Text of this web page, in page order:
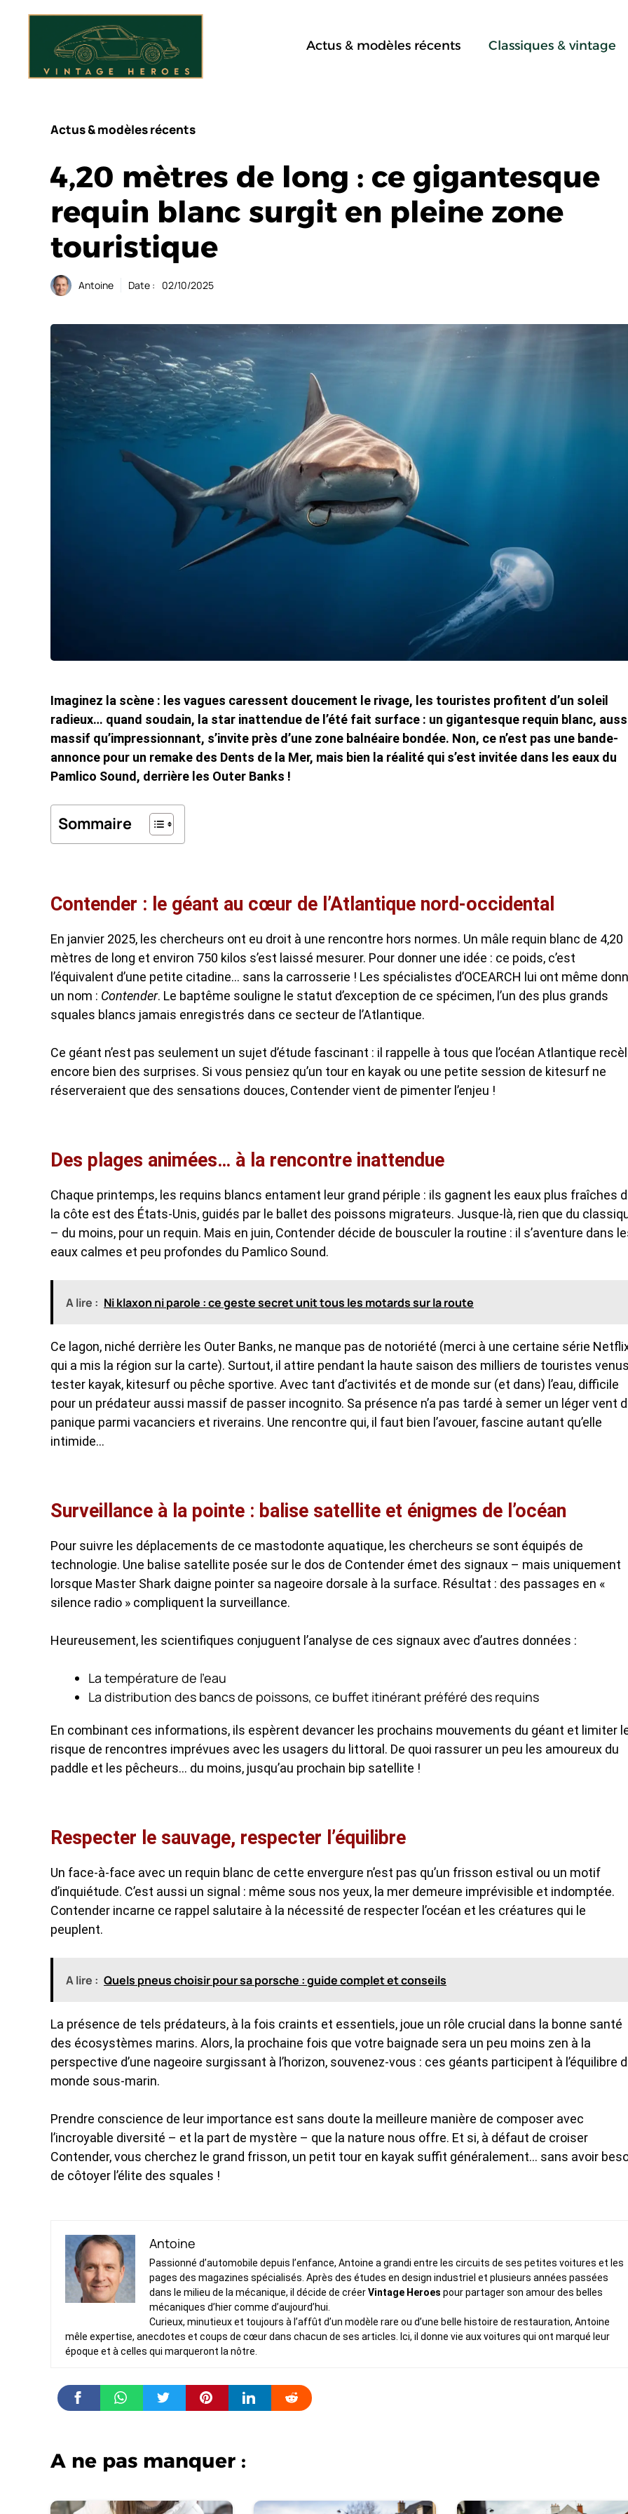
Actus & modèles récents Classiques & vintage
Actus & modèles récents
4,20 mètres de long : ce gigantesque
requin blanc surgit en pleine zone
touristique
Antoine Date : 02/10/2025
Imaginez la scène : les vagues caressent doucement le rivage, les touristes profitent d’un soleil
radieux… quand soudain, la star inattendue de l’été fait surface : un gigantesque requin blanc,
massif qu’impressionnant, s’invite près d’une zone balnéaire bondée. Non, ce n’est pas une bande-
annonce pour un remake des Dents de la Mer, mais bien la réalité qui s’est invitée dans les eaux du
Pamlico Sound, derrière les Outer Banks !
Sommaire
Contender : le géant au cœur de l’Atlantique nord-occidental
En janvier 2025, les chercheurs ont eu droit à une rencontre hors normes. Un mâle requin blanc de 4,20
mètres de long et environ 750 kilos s’est laissé mesurer. Pour donner une idée : ce poids, c’est
l’équivalent d’une petite citadine… sans la carrosserie ! Les spécialistes d’OCEARCH lui ont même
un nom : Contender. Le baptême souligne le statut d’exception de ce spécimen, l’un des plus grands
squales blancs jamais enregistrés dans ce secteur de l’Atlantique.
Ce géant n’est pas seulement un sujet d’étude fascinant : il rappelle à tous que l’océan Atlantique
encore bien des surprises. Si vous pensiez qu’un tour en kayak ou une petite session de kitesurf ne
réserveraient que des sensations douces, Contender vient de pimenter l’enjeu !
Des plages animées… à la rencontre inattendue
Chaque printemps, les requins blancs entament leur grand périple : ils gagnent les eaux plus fraîches
la côte est des États-Unis, guidés par le ballet des poissons migrateurs. Jusque-là, rien que du
– du moins, pour un requin. Mais en juin, Contender décide de bousculer la routine : il s’aventure dans
eaux calmes et peu profondes du Pamlico Sound.
A lire : Ni klaxon ni parole : ce geste secret unit tous les motards sur la route
Ce lagon, niché derrière les Outer Banks, ne manque pas de notoriété (merci à une certaine série
qui a mis la région sur la carte). Surtout, il attire pendant la haute saison des milliers de touristes
tester kayak, kitesurf ou pêche sportive. Avec tant d’activités et de monde sur (et dans) l’eau, difficile
pour un prédateur aussi massif de passer incognito. Sa présence n’a pas tardé à semer un léger vent
panique parmi vacanciers et riverains. Une rencontre qui, il faut bien l’avouer, fascine autant qu’elle
intimide…
Surveillance à la pointe : balise satellite et énigmes de l’océan
Pour suivre les déplacements de ce mastodonte aquatique, les chercheurs se sont équipés de
technologie. Une balise satellite posée sur le dos de Contender émet des signaux – mais uniquement
lorsque Master Shark daigne pointer sa nageoire dorsale à la surface. Résultat : des passages en «
silence radio » compliquent la surveillance.
Heureusement, les scientifiques conjuguent l’analyse de ces signaux avec d’autres données :
La température de l’eau
La distribution des bancs de poissons, ce buffet itinérant préféré des requins
En combinant ces informations, ils espèrent devancer les prochains mouvements du géant et limiter
risque de rencontres imprévues avec les usagers du littoral. De quoi rassurer un peu les amoureux du
paddle et les pêcheurs… du moins, jusqu’au prochain bip satellite !
Respecter le sauvage, respecter l’équilibre
Un face-à-face avec un requin blanc de cette envergure n’est pas qu’un frisson estival ou un motif
d’inquiétude. C’est aussi un signal : même sous nos yeux, la mer demeure imprévisible et indomptée.
Contender incarne ce rappel salutaire à la nécessité de respecter l’océan et les créatures qui le
peuplent.
A lire : Quels pneus choisir pour sa porsche : guide complet et conseils
La présence de tels prédateurs, à la fois craints et essentiels, joue un rôle crucial dans la bonne santé
des écosystèmes marins. Alors, la prochaine fois que votre baignade sera un peu moins zen à la
perspective d’une nageoire surgissant à l’horizon, souvenez-vous : ces géants participent à l’équilibre
monde sous-marin.
Prendre conscience de leur importance est sans doute la meilleure manière de composer avec
l’incroyable diversité – et la part de mystère – que la nature nous offre. Et si, à défaut de croiser
Contender, vous cherchez le grand frisson, un petit tour en kayak suffit généralement… sans avoir
de côtoyer l’élite des squales !
Antoine
Passionné d’automobile depuis l’enfance, Antoine a grandi entre les circuits de ses petites voitures et les
pages des magazines spécialisés. Après des études en design industriel et plusieurs années passées
dans le milieu de la mécanique, il décide de créerVintage Heroes pour partager son amour des belles
mécaniques d’hier comme d’aujourd’hui.
Curieux, minutieux et toujours à l’affût d’un modèle rare ou d’une belle histoire de restauration, Antoine
mêle expertise, anecdotes et coups de cœur dans chacun de ses articles. Ici, il donne vie aux voitures qui ont marqué leur
époque et à celles qui marqueront la nôtre.
A ne pas manquer :